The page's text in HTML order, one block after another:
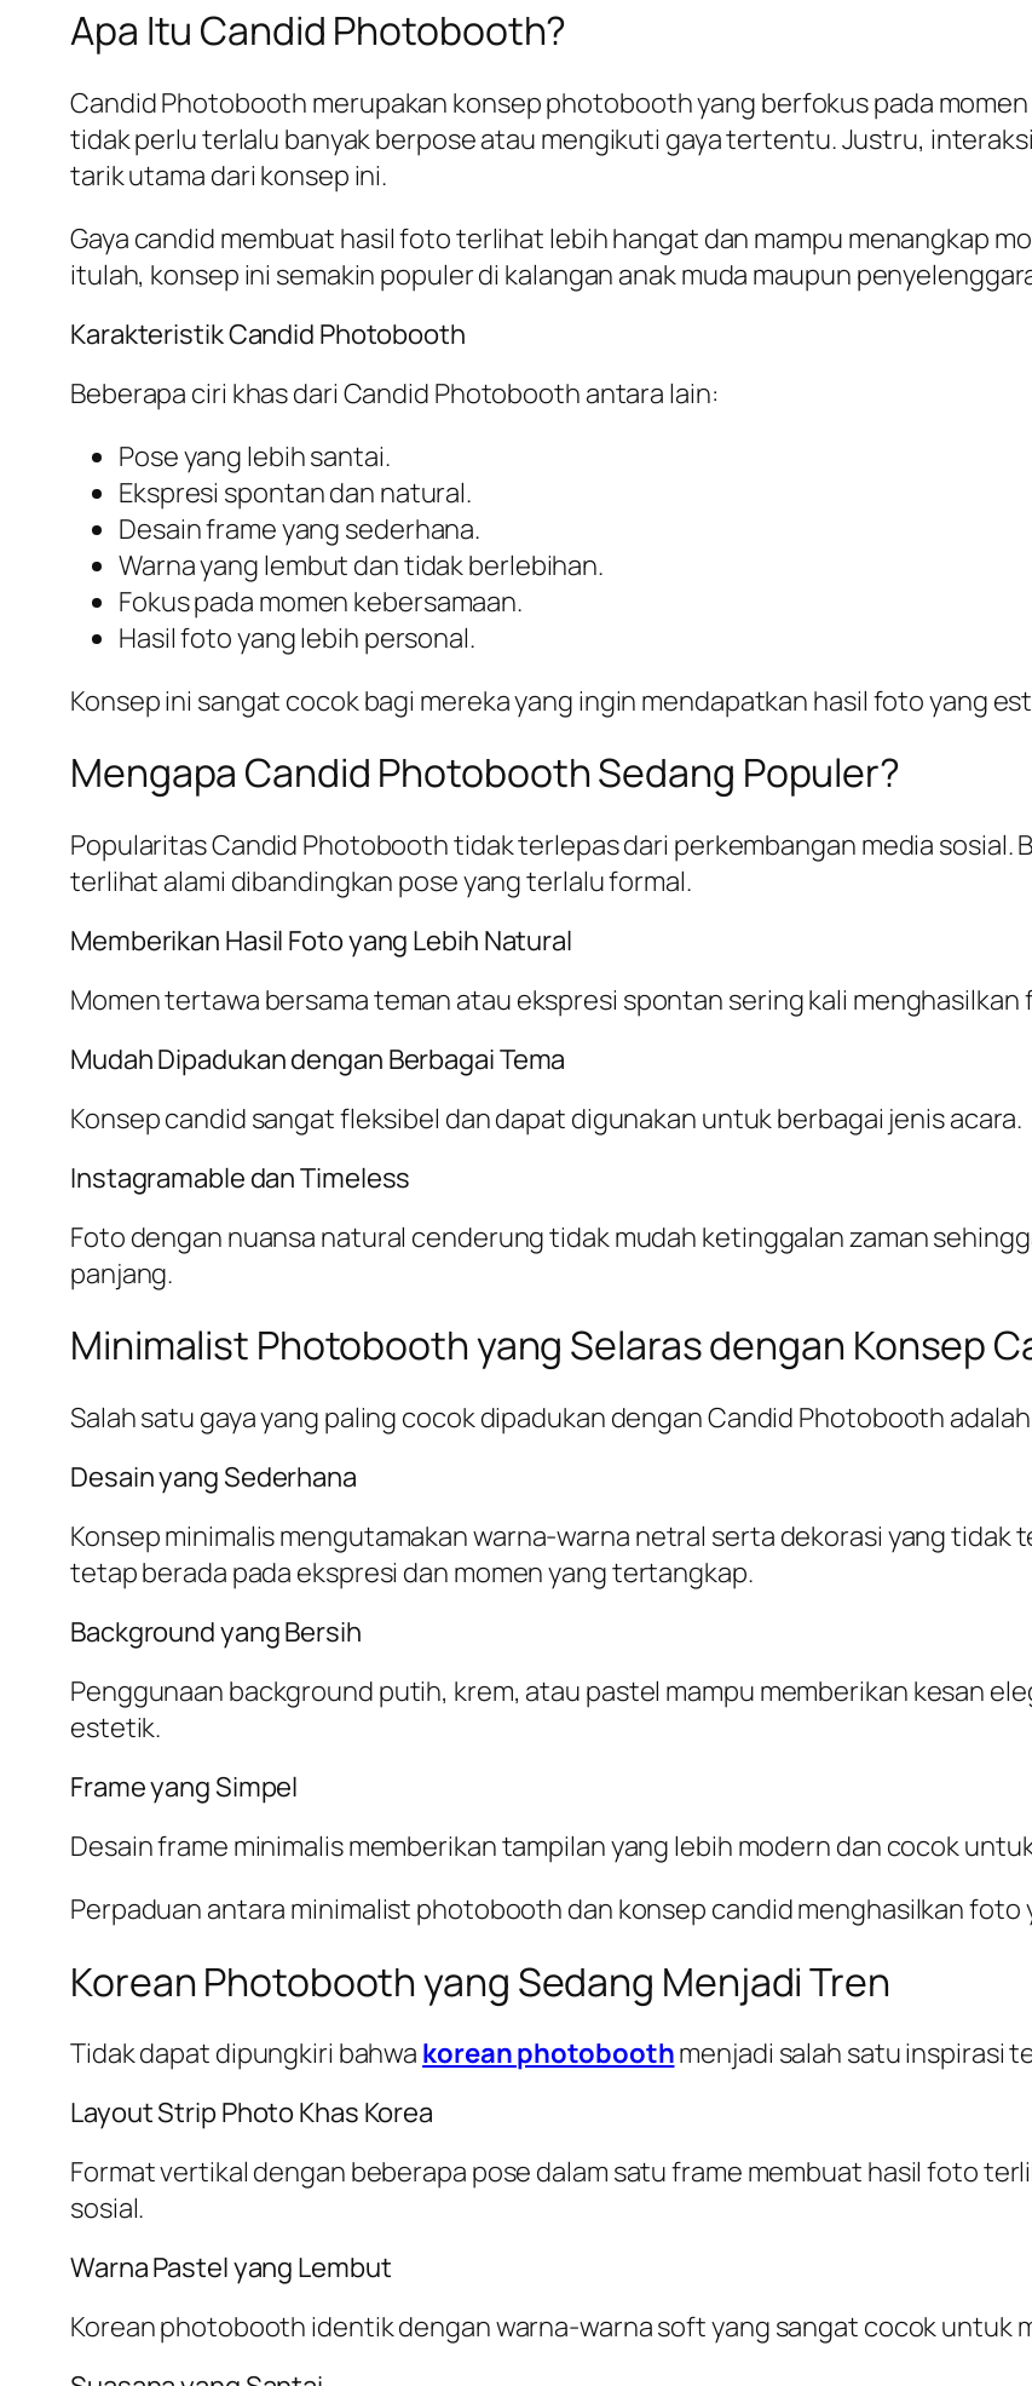
Apa Itu Candid Photobooth?
Candid Photobooth merupakan konsep photobooth yang berfokus pada
tidak perlu terlalu banyak berpose atau mengikuti gaya tertentu. Justru,
tarik utama dari konsep ini.
Gaya candid membuat hasil foto terlihat lebih hangat dan mampu menangkap
itulah, konsep ini semakin populer di kalangan anak muda maupun
Karakteristik Candid Photobooth
Beberapa ciri khas dari Candid Photobooth antara lain:
Pose yang lebih santai.
Ekspresi spontan dan natural.
Desain frame yang sederhana.
Warna yang lembut dan tidak berlebihan.
Fokus pada momen kebersamaan.
Hasil foto yang lebih personal.
Konsep ini sangat cocok bagi mereka yang ingin mendapatkan hasil foto yang
Mengapa Candid Photobooth Sedang Populer?
Popularitas Candid Photobooth tidak terlepas dari perkembangan media sosial.
terlihat alami dibandingkan pose yang terlalu formal.
Memberikan Hasil Foto yang Lebih Natural
Momen tertawa bersama teman atau ekspresi spontan sering kali
Mudah Dipadukan dengan Berbagai Tema
Konsep candid sangat fleksibel dan dapat digunakan untuk berbagai jenis acara.
Instagramable dan Timeless
Foto dengan nuansa natural cenderung tidak mudah ketinggalan zaman
panjang.
Minimalist Photobooth yang Selaras dengan Konsep
Salah satu gaya yang paling cocok dipadukan dengan Candid Photobooth adalah
Desain yang Sederhana
Konsep minimalis mengutamakan warna-warna netral serta dekorasi yang tidak
tetap berada pada ekspresi dan momen yang tertangkap.
Background yang Bersih
Penggunaan background putih, krem, atau pastel mampu memberikan kesan
estetik.
Frame yang Simpel
Desain frame minimalis memberikan tampilan yang lebih modern dan cocok
Perpaduan antara minimalist photobooth dan konsep candid menghasilkan
Korean Photobooth yang Sedang Menjadi Tren
Tidak dapat dipungkiri bahwa korean photoboothmenjadi salah satu inspirasi
Layout Strip Photo Khas Korea
Format vertikal dengan beberapa pose dalam satu frame membuat hasil foto
sosial.
Warna Pastel yang Lembut
Korean photobooth identik dengan warna-warna soft yang sangat cocok untuk